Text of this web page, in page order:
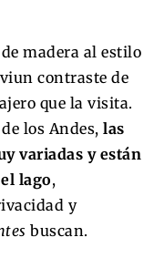
madera al estilo
contraste de
que la visita.
los Andes, las
variadas y están
lago,
y
buscan.